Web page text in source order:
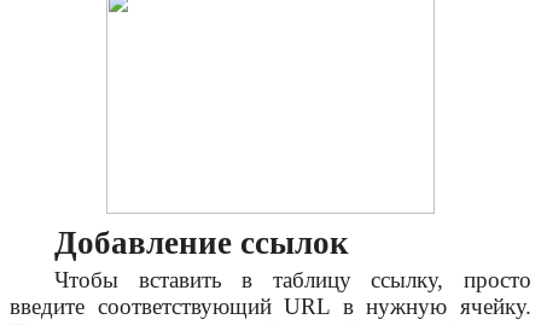
Добавление ссылок
Чтобы вставить в таблицу ссылку, просто
введите соответствующий URL в нужную ячейку.